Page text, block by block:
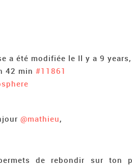
a été modifiée le Il y a 9
42 min #11861
@mathieu,
de rebondir sur ton